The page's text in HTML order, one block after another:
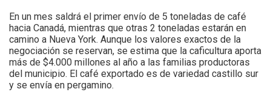
En un mes saldrá el primer envío de 5 toneladas de café
hacia Canadá, mientras que otras 2 toneladas estarán en
camino a Nueva York. Aunque los valores exactos de la
negociación se reservan, se estima que la caficultura aporta
más de $4.000 millones al año a las familias productoras
del municipio. El café exportado es de variedad castillo sur
y se envía en pergamino.